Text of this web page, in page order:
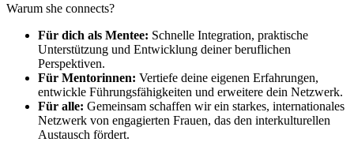
Warum she connects?
Für dich als Mentee: Schnelle Integration, praktische
Unterstützung und Entwicklung deiner beruflichen
Perspektiven.
Für Mentorinnen: Vertiefe deine eigenen Erfahrungen,
entwickle Führungsfähigkeiten und erweitere dein Netzwerk.
Für alle: Gemeinsam schaffen wir ein starkes, internationales
Netzwerk von engagierten Frauen, das den interkulturellen
Austausch fördert.